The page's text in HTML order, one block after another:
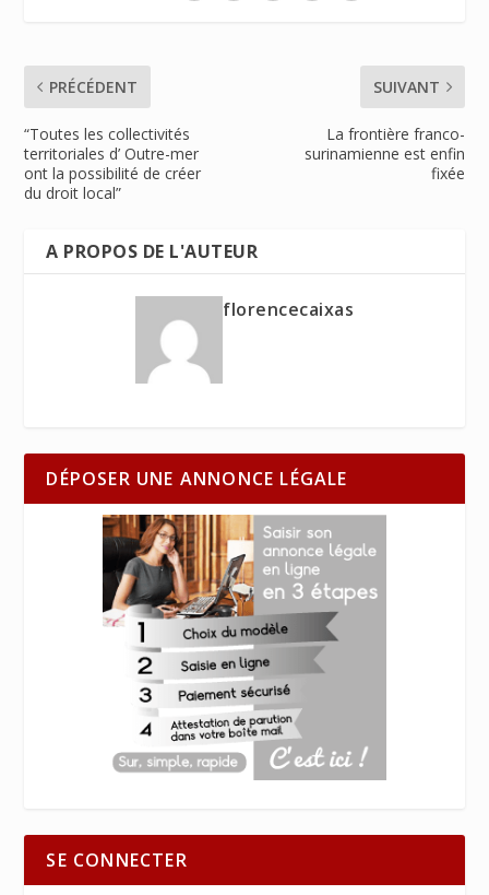
PRÉCÉDENT
“Toutes les collectivités
territoriales d’ Outre-mer
ont la possibilité de créer
du droit local”
SUIVANT
La frontière franco-
surinamienne est enfin
fixée
A PROPOS DE L'AUTEUR
florencecaixas
DÉPOSER UNE ANNONCE LÉGALE
SE CONNECTER